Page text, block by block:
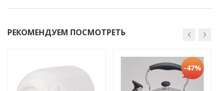
РЕКОМЕНДУЕМ ПОСМОТРЕТЬ
-47%